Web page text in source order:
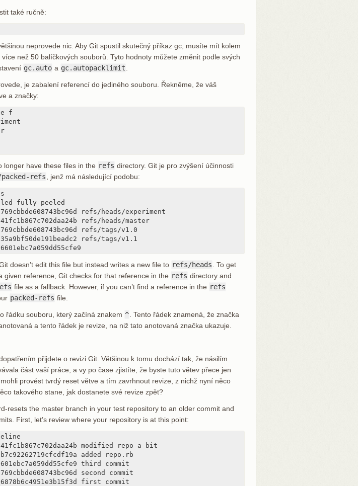
také ručně:
neprovede nic. Aby Git spustil skutečný příkaz gc, musíte mít kolem
než 50 balíčkových souborů. Tyto hodnoty můžete změnit podle svých
gc.auto a gc.autopacklimit
je zabalení referencí do jediného souboru. Řekněme, že váš
a značky:
f
longer have these files in the refs directory. Git je pro zvýšení účinnosti
refs , jenž má následující podobu:
fully-peeled
refs/heads/experiment
refs/heads/master
refs/tags/v1.0
refs/tags/v1.1
doesn’t edit this file but instead writes a new file to refs/heads
. To get
given reference, Git checks for that reference in the refs directory and
file as a fallback. However, if you can’t find a reference in the refs
packed-refs file.
řádku souboru, který začíná znakem ^ . Tento řádek znamená, že značka
a tento řádek je revize, na niž tato anotovaná značka ukazuje.
přijdete o revizi Git. Většinou k tomu dochází tak, že násilím
část vaší práce, a vy po čase zjistíte, že byste tuto větev přece jen
provést tvrdý reset větve a tím zavrhnout revize, z nichž nyní něco
takového stane, jak dostanete své revize zpět?
resets the master branch in your test repository to an older commit and
First, let’s review where your repository is at this point:
modified repo a bit
added repo.rb
third commit
second commit
first commit